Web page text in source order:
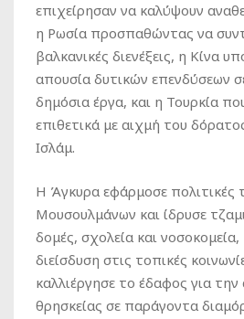
επιχείρησαν να καλύψουν
η Ρωσία προσπαθώντας να
βαλκανικές διενέξεις, η Κίνα
απουσία δυτικών επενδύσεων
δημόσια έργα, και η Τουρκία
επιθετικά με αιχμή του
Ισλάμ.
Η Άγκυρα εφάρμοσε πολιτικές
Μουσουλμάνων και ίδρυσε
δομές, σχολεία και
διείσδυση στις τοπικές
καλλιέργησε το έδαφος για την
θρησκείας σε παράγοντα